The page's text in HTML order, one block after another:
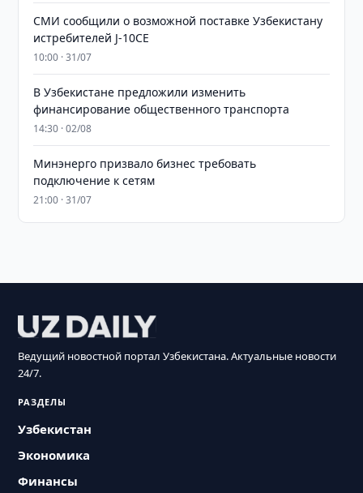
СМИ сообщили о возможной поставке Узбекистану
истребителей J-10CE
10:00 · 31/07
В Узбекистане предложили изменить
финансирование общественного транспорта
14:30 · 02/08
Минэнерго призвало бизнес требовать
подключение к сетям
21:00 · 31/07
Ведущий новостной портал Узбекистана. Актуальные новости
24/7.
РАЗДЕЛЫ
Узбекистан
Экономика
Финансы